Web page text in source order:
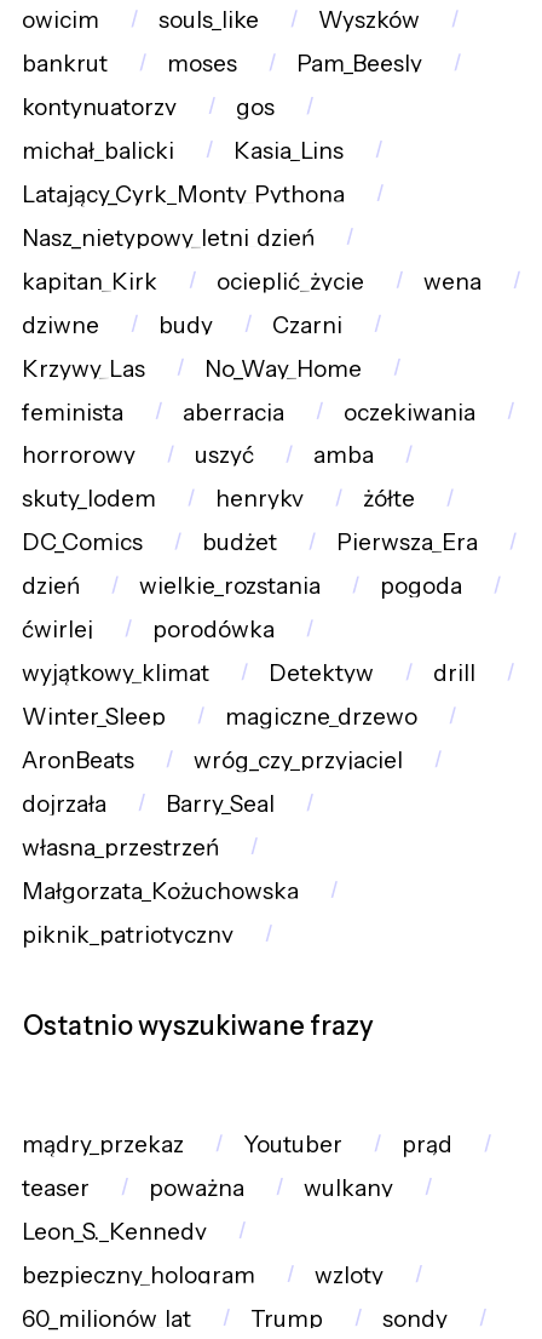
owicim souls_like
Wyszków
bankrut
moses
Pam_Beesly
kontynuatorzy
gos
michał_balicki
Kasia_Lins
Latający_Cyrk_Monty_Pythona
Nasz_nietypowy_letni_dzień
kapitan_Kirk
ocieplić_życie
wena
dziwne
budy
Czarni
Krzywy_Las
No_Way_Home
feminista
aberracja
oczekiwania
horrorowy
uszyć
amba
skuty_lodem
henrykv
żółte
DC_Comics
budżet
Pierwsza_Era
dzień
wielkie_rozstania
pogoda
ćwirlej
porodówka
wyjątkowy_klimat
Detektyw
drill
Winter_Sleep
magiczne_drzewo
AronBeats
wróg_czy_przyjaciel
dojrzała
Barry_Seal
własna_przestrzeń
Małgorzata_Kożuchowska
piknik_patriotyczny
Ostatnio wyszukiwane frazy
mądry_przekaz Youtuber
prąd
teaser
poważna
wulkany
Leon_S._Kennedy
bezpieczny_hologram
wzloty
60_milionów_lat
Trump
sondy